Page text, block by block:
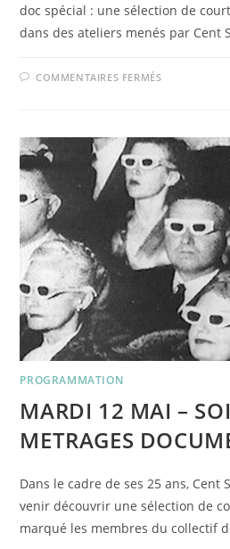
doc spécial : une sélection de
dans des ateliers menés par Cent
COMMENTAIRES FERMÉSSUR
APÉRO
DU
DOC
–
COURTS-
MÉTRAGES
D’ATELIER
PROGRAMMATION
MARDI 12 MAI –
METRAGES
Dans le cadre de ses 25 ans, Cent
venir découvrir une sélection de
marqué les membres du collectif